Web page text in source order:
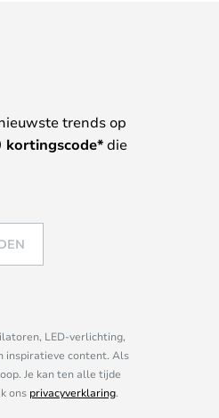
trends op
kortingscode*die
LED-verlichting,
inspiratieve content. Als
Je kan ten alle tijde
ons privacyverklaring.